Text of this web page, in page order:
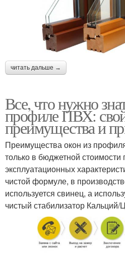
читать дальше →
Все, что нужно
профиле ПВХ:
преимущества и
Преимущества окон из
только в бюджетной стоимости
эксплуатационных
чистой формуле, в
используется свинец, а
чистый стабилизатор